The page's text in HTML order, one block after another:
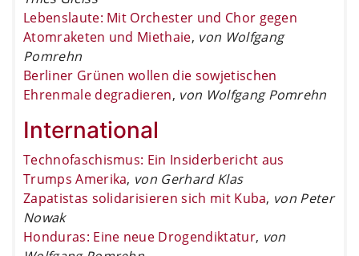
Lebenslaute: Mit Orchester und Chor gegen
Atomraketen und Miethaie, von Wolfgang
Pomrehn
Berliner Grünen wollen die sowjetischen
Ehrenmale degradieren, von Wolfgang Pomrehn
International
Technofaschismus: Ein Insiderbericht aus
Trumps Amerika, von Gerhard Klas
Zapatistas solidarisieren sich mit Kuba, von Peter
Nowak
Honduras: Eine neue Drogendiktatur, von